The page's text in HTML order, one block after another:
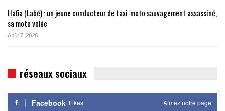
Hafia (Labé) : un jeune conducteur de taxi-moto sauvagement assassiné,
sa moto volée
Août 7, 2026
réseaux sociaux
Facebook Likes Aimez notre page